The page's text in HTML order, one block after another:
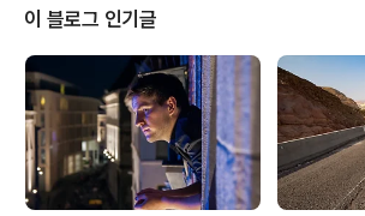
어 치웠다. 정말 빠르다. 간식이라고 줬더니 1분도 지나지
않아서 다 먹어 치웠다. 평소 같으면 난리도 치고 했을 텐
데. 간식을 준다고 하니 공손히 기다릴 줄도 아는 것을 보니
너도 눈치 백 단이 되어 가는구나.
이 블로그 인기글